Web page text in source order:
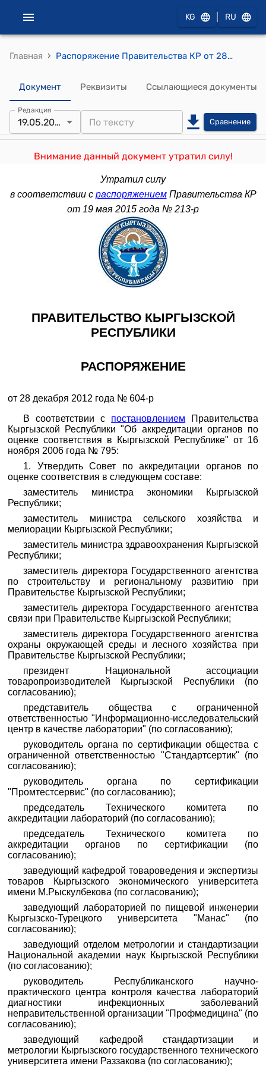
KG RU
Главная › Распоряжение Правительства КР от 28 декабря 2012 года № 604-р (Об утверждении Совета по аккредитации органов по оценке соответствия)
Документ Реквизиты Ссылающиеся документы
Редакция
19.05.2015 Сравнение
Внимание данный документ утратил силу!